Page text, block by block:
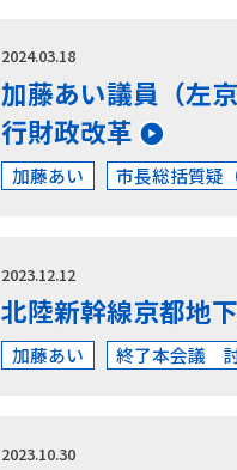
2024.03.18
加藤あい議員（左
行財政改革
加藤あい 市長総括質疑
2023.12.12
北陸新幹線京都地
加藤あい 終了本会議
2023.10.30